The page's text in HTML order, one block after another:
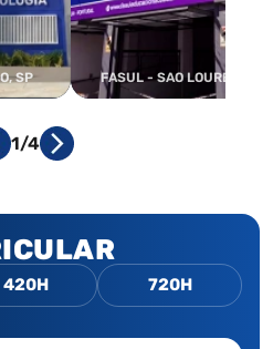
SP FASUL - SAO LOURENCO,
1/4
420H 720H